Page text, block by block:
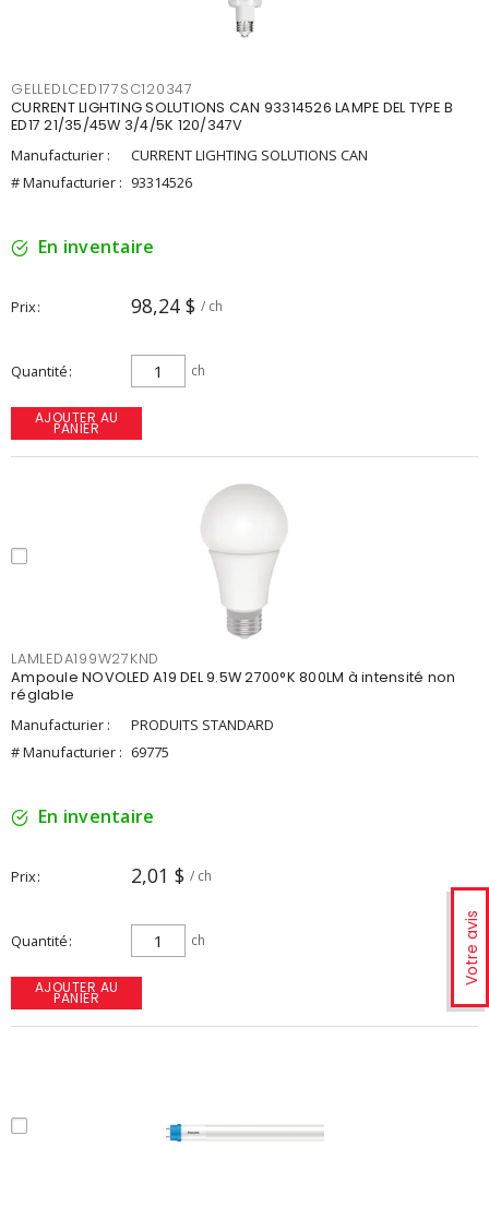
Votre avis
GELLEDLCED177SC120347
CURRENT LIGHTING SOLUTIONS CAN 93314526 LAMPE DEL TYPE B
ED17 21/35/45W 3/4/5K 120/347V
Manufacturier :
CURRENT LIGHTING SOLUTIONS CAN
# Manufacturier : 93314526
En inventaire
Prix 98,24 $ / ch
Quantité ch
AJOUTER AU
PANIER
LAMLEDA199W27KND
Ampoule NOVOLED A19 DEL 9.5W 2700°K 800LM à intensité non
réglable
Manufacturier :
PRODUITS STANDARD
# Manufacturier : 69775
En inventaire
Prix 2,01 $ / ch
Quantité ch
AJOUTER AU
PANIER